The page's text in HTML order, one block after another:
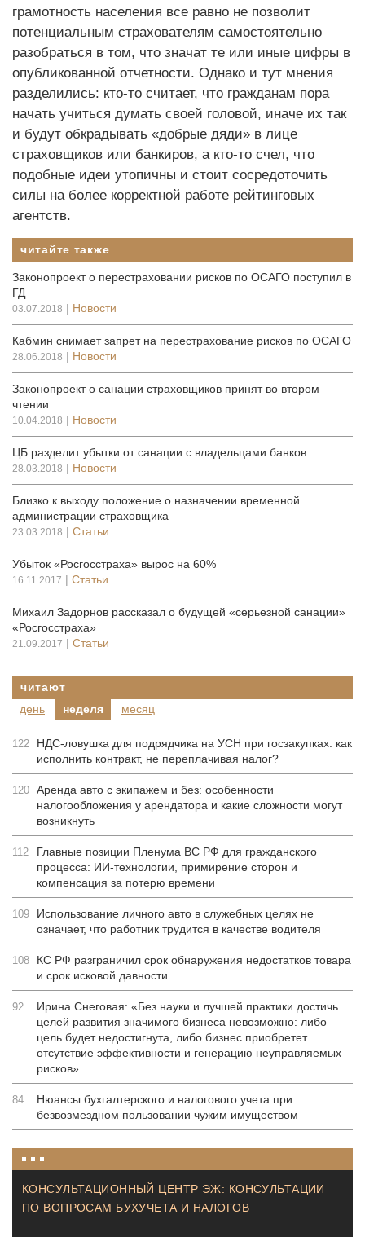
грамотность населения все равно не позволит
потенциальным страхователям самостоятельно
разобраться в том, что значат те или иные цифры в
опубликованной отчетности. Однако и тут мнения
разделились: кто-то считает, что гражданам пора
начать учиться думать своей головой, иначе их так
и будут обкрадывать «добрые дяди» в лице
страховщиков или банкиров, а кто-то счел, что
подобные идеи утопичны и стоит сосредоточить
силы на более корректной работе рейтинговых
агентств.
читайте также
Законопроект о перестраховании рисков по ОСАГО поступил в
ГД
03.07.2018 | Новости
Кабмин снимает запрет на перестрахование рисков по ОСАГО
28.06.2018 | Новости
Законопроект о санации страховщиков принят во втором
чтении
10.04.2018 | Новости
ЦБ разделит убытки от санации с владельцами банков
28.03.2018 | Новости
Близко к выходу положение о назначении временной
администрации страховщика
23.03.2018 | Статьи
Убыток «Росгосстраха» вырос на 60%
16.11.2017 | Статьи
Михаил Задорнов рассказал о будущей «серьезной санации»
«Росгосстраха»
21.09.2017 | Статьи
читают
день
неделя месяц
122
НДС-ловушка для подрядчика на УСН при госзакупках: как
исполнить контракт, не переплачивая налог?
120 Аренда авто с экипажем и без: особенности
налогообложения у арендатора и какие сложности могут
возникнуть
112
Главные позиции Пленума ВС РФ для гражданского
процесса: ИИ-технологии, примирение сторон и
компенсация за потерю времени
109
Использование личного авто в служебных целях не
означает, что работник трудится в качестве водителя
108
КС РФ разграничил срок обнаружения недостатков товара
и срок исковой давности
92
Ирина Снеговая: «Без науки и лучшей практики достичь
целей развития значимого бизнеса невозможно: либо
цель будет недостигнута, либо бизнес приобретет
отсутствие эффективности и генерацию неуправляемых
рисков»
84
Нюансы бухгалтерского и налогового учета при
безвозмездном пользовании чужим имуществом
КОНСУЛЬТАЦИОННЫЙ ЦЕНТР ЭЖ: КОНСУЛЬТАЦИИ
ПО ВОПРОСАМ БУХУЧЕТА И НАЛОГОВ